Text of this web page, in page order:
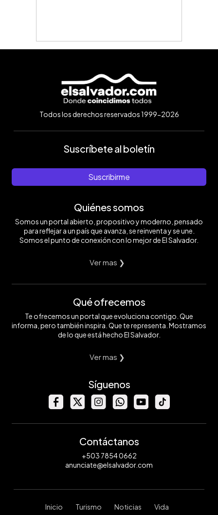
Todos los derechos reservados 1999-2026
Suscríbete al boletín
Suscribirme
Quiénes somos
Somos un portal abierto, propositivo y moderno, pensado
para reflejar a un país que avanza, se reinventa y se une.
Somos el punto de conexión con lo mejor de El Salvador.
Ver mas ❯
Qué ofrecemos
Te ofrecemos un portal que evoluciona contigo. Que
informa, pero también inspira. Que te representa. Mostramos
de lo que está hecho El Salvador.
Ver mas ❯
Síguenos
Contáctanos
+503 7854 0662
anunciate@elsalvador.com
Inicio Turismo Noticias Vida